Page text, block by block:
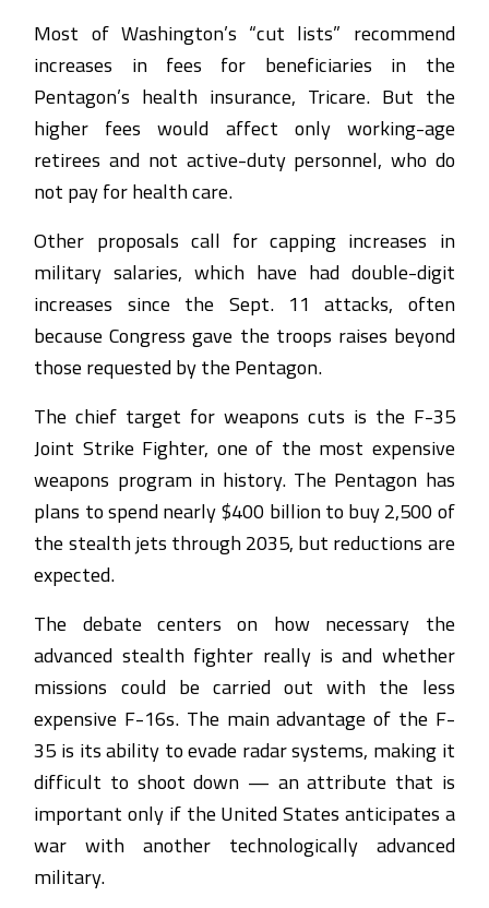
Most of Washington’s “cut lists” recommend
increases in fees for beneficiaries in the
Pentagon’s health insurance, Tricare. But the
higher fees would affect only working-age
retirees and not active-duty personnel, who do
not pay for health care.
Other proposals call for capping increases in
military salaries, which have had double-digit
increases since the Sept. 11 attacks, often
because Congress gave the troops raises beyond
those requested by the Pentagon.
The chief target for weapons cuts is the F-35
Joint Strike Fighter, one of the most expensive
weapons program in history. The Pentagon has
plans to spend nearly $400 billion to buy 2,500 of
the stealth jets through 2035, but reductions are
expected.
The debate centers on how necessary the
advanced stealth fighter really is and whether
missions could be carried out with the less
expensive F-16s. The main advantage of the F-
35 is its ability to evade radar systems, making it
difficult to shoot down — an attribute that is
important only if the United States anticipates a
war with another technologically advanced
military.